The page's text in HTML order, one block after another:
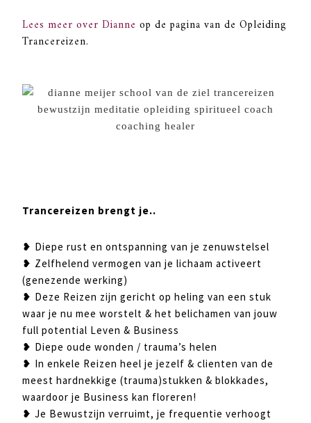
Lees meer over Dianne op de pagina van de Opleiding
Trancereizen.
Trancereizen brengt je..
❥ Diepe rust en ontspanning van je zenuwstelsel
❥ Zelfhelend vermogen van je lichaam activeert
(genezende werking)
❥ Deze Reizen zijn gericht op heling van een stuk
waar je nu mee worstelt & het belichamen van jouw
full potential Leven & Business
❥ Diepe oude wonden / trauma’s helen
❥ In enkele Reizen heel je jezelf & clienten van de
meest hardnekkige (trauma)stukken & blokkades,
waardoor je Business kan floreren!
❥ Je Bewustzijn verruimt, je frequentie verhoogt